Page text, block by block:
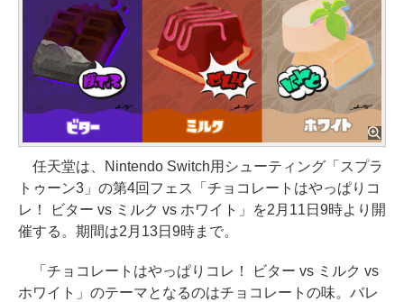
任天堂は、Nintendo Switch用シューティング「スプラ
トゥーン3」の第4回フェス「チョコレートはやっぱりコ
レ！ ビター vs ミルク vs ホワイト」を2月11日9時より開
催する。期間は2月13日9時まで。
「チョコレートはやっぱりコレ！ ビター vs ミルク vs
ホワイト」のテーマとなるのはチョコレートの味。バレ